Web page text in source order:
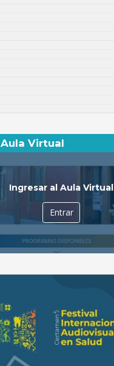
Aula Virtual
Ingresar al Aula Virtual
Entrar